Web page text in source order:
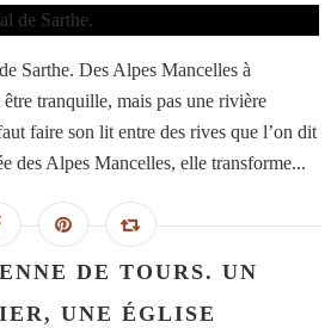
Sarthe. Des Alpes Mancelles à
tranquille, mais pas une rivière
faire son lit entre des rives que l’on dit
des Alpes Mancelles, elle transforme...
DE TOURS. UN
UNE ÉGLISE